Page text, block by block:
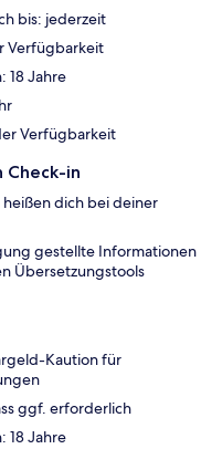
bis: jederzeit
Verfügbarkeit
18 Jahre
Verfügbarkeit
Check-in
dich bei deiner
gestellte Informationen
Übersetzungstools
Kaution für
ggf. erforderlich
18 Jahre